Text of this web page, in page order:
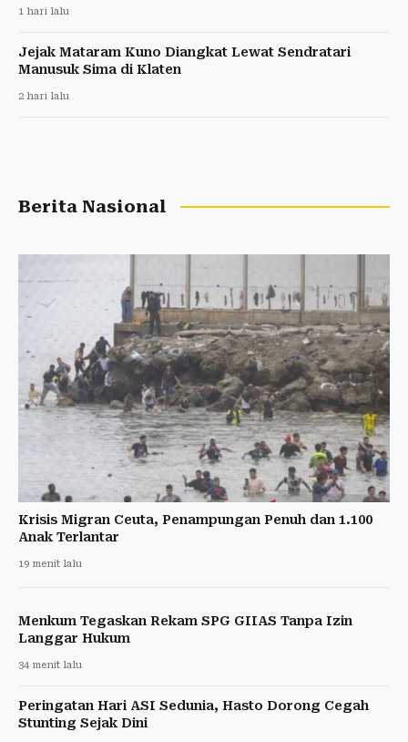
1 hari lalu
Jejak Mataram Kuno Diangkat Lewat Sendratari
Manusuk Sima di Klaten
2 hari lalu
Berita Nasional
Krisis Migran Ceuta, Penampungan Penuh dan 1.100
Anak Terlantar
19 menit lalu
Menkum Tegaskan Rekam SPG GIIAS Tanpa Izin
Langgar Hukum
34 menit lalu
Peringatan Hari ASI Sedunia, Hasto Dorong Cegah
Stunting Sejak Dini